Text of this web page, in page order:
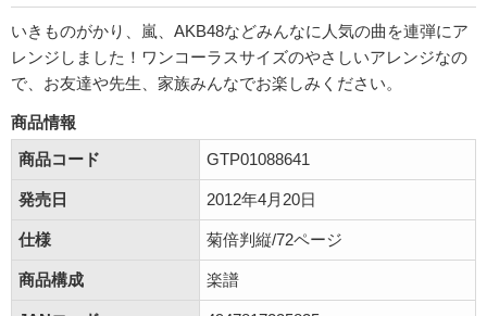
いきものがかり、嵐、AKB48などみんなに人気の曲を連弾にア
レンジしました！ワンコーラスサイズのやさしいアレンジなの
で、お友達や先生、家族みんなでお楽しみください。
商品情報
商品コード
GTP01088641
発売日 2012年4月20日
仕様 菊倍判縦/72ページ
商品構成 楽譜